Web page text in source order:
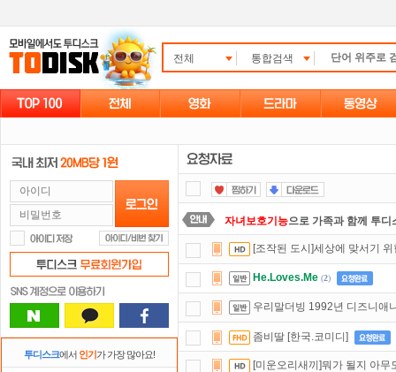
전체 통합검색
투디스크에서 인기가 가장 많아요!
자녀보호기능으로 가족과 함께 투
숨어있는 카드 마일리지 조회하고
댓글만 잘써도무료 포인트를 드립
스마트TV
정액제할인쿠폰 사용방법안내
[조작된 도시]세상에 맞서기
He.Loves.Me (2)
우리말더빙 1992년 디즈니애
좀비딸 [한국.코미디]
[미운오리새끼]뭐가 될지 아무